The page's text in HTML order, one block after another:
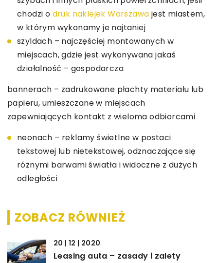
chodzi o druk naklejek Warszawa jest miastem,
w którym wykonamy je najtaniej
szyldach – najczęściej montowanych w
miejscach, gdzie jest wykonywana jakaś
działalność – gospodarcza
bannerach – zadrukowane płachty materiału lub
papieru, umieszczane w miejscach
zapewniających kontakt z wieloma odbiorcami
neonach – reklamy świetlne w postaci
tekstowej lub nietekstowej, odznaczające się
różnymi barwami światła i widoczne z dużych
odległości
ZOBACZ RÓWNIEŻ
20 | 12 | 2020
Leasing auta – zasady i zalety